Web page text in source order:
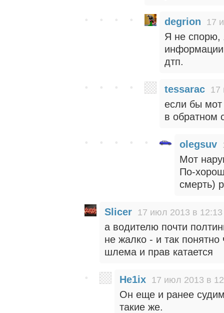
degrion 17
Я не спорю,
дтп.
tessarac 17
если бы мот
в обратном
olegsuv
Мот
По-
смерть)
Slicer 17 июл 2013 в 12:13
а водителю почти
не жалко - и так
шлема и прав катается
He1ix 17 июл 2013 в
Он еще и ранее
такие же.